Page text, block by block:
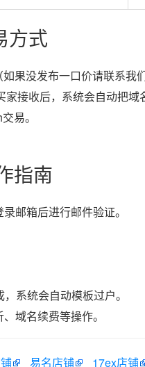
方式
（如果没发布一口价请联系我
接收后，系统会自动把域
易。
指南
邮箱后进行邮件验证。
系统会自动模板过户。
域名续费等操作。
易名店铺 17ex店铺